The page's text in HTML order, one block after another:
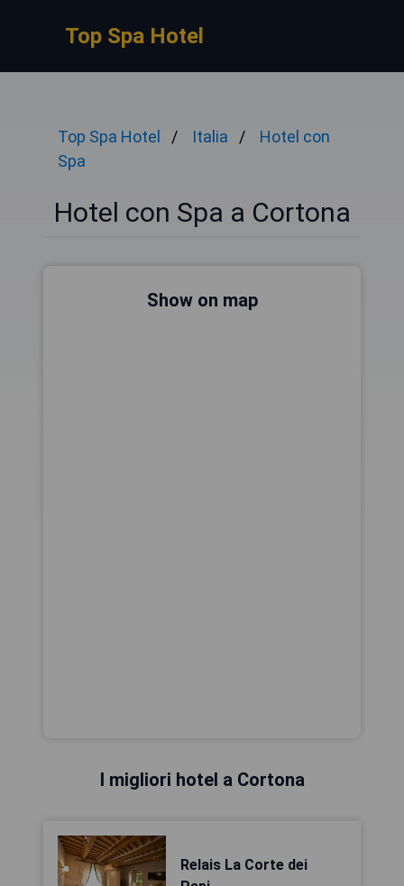
Top Spa Hotel
Top Spa Hotel Italia
Hotel con
Spa
Hotel con Spa a Cortona
Show on map
I migliori hotel a Cortona
Relais La Corte dei